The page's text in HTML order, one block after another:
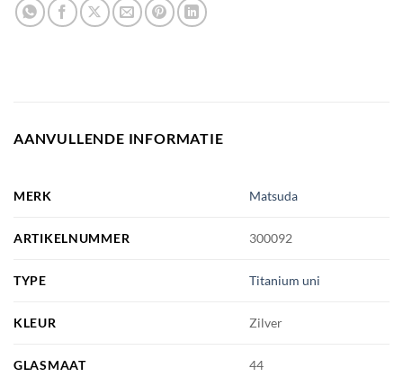
AANVULLENDE INFORMATIE
MERK Matsuda
ARTIKELNUMMER 300092
TYPE Titanium uni
KLEUR Zilver
GLASMAAT 44